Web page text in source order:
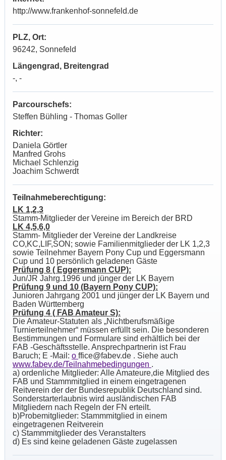
http://www.frankenhof-sonnefeld.de
PLZ, Ort:
96242, Sonnefeld
Längengrad, Breitengrad
-, -
Parcourschefs:
Steffen Bühling - Thomas Goller
Richter:
Daniela Görtler
Manfred Grohs
Michael Schlenzig
Joachim Schwerdt
Teilnahmeberechtigung:
LK 1,2,3
Stamm-Mitglieder der Vereine im Bereich der BRD
LK 4,5,6,0
Stamm- Mitglieder der Vereine der Landkreise
CO,KC,LIF,SON; sowie Familienmitglieder der LK 1,2,3
sowie Teilnehmer Bayern Pony Cup und Eggersmann
Cup und 10 persönlich geladenen Gäste
Prüfung 8 ( Eggersmann CUP):
Jun/JR Jahrg.1996 und jünger der LK Bayern
Prüfung 9 und 10 (Bayern Pony CUP):
Junioren Jahrgang 2001 und jünger der LK Bayern und
Baden Württemberg
Prüfung 4 ( FAB Amateur S):
Die Amateur-Statuten als „Nichtberufsmäßige
Turnierteilnehmer“ müssen erfüllt sein. Die besonderen
Bestimmungen und Formulare sind erhältlich bei der
FAB -Geschäftsstelle. Ansprechpartnerin ist Frau
Baruch; E -Mail: o ffice@fabev.de . Siehe auch
www.fabev.de/Teilnahmebedingungen .
a) ordenliche Mitglieder: Alle Amateure,die Mitglied des
FAB und Stammmitglied in einem eingetragenen
Reitverein der der Bundesrepublik Deutschland sind.
Sonderstarterlaubnis wird ausländischen FAB
Mitgliedern nach Regeln der FN erteilt.
b)Probemitglieder: Stammmitglied in einem
eingetragenen Reitverein
c) Stammmitglieder des Veranstalters
d) Es sind keine geladenen Gäste zugelassen